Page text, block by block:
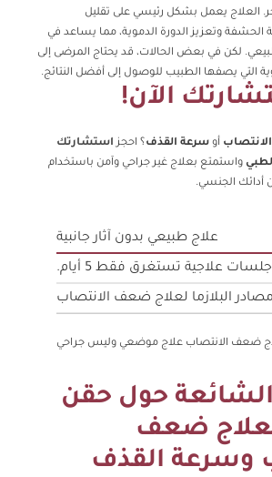
يعمل بشكل رئيسي على تقليل
وتعزيز الدورة الدموية، مما يساعد في
لكن في بعض الحالات، قد يحتاج المرضى إلى
التي يصفها الطبيب للوصول إلى أفضل النتائج.
الآن!
أو سرعة القذف ؟ احجزاستشارتك
واستمتع بعلاج غير جراحي وآمن باستخدام
أدائك الجنسي.
علاج طبيعي بدون آثار جانبية
مصادر البلازما لعلاج ضعف الانتصاب
الشائعة حول حقن
لعلاج ضعف
وسرعة القذف